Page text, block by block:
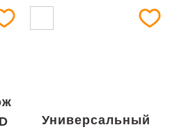
Универсальный